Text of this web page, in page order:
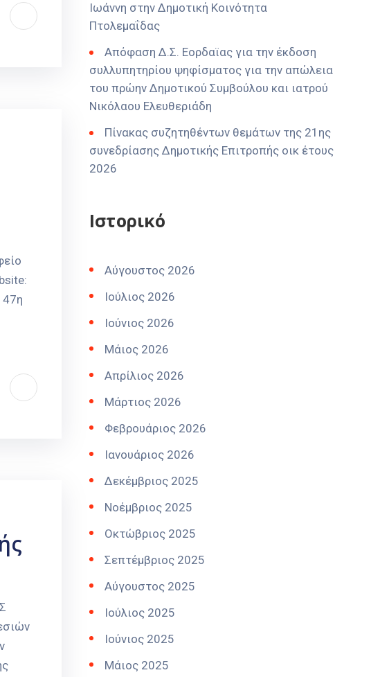
Ιωάννη στην Δημοτική Κοινότητα
Πτολεμαΐδας
Απόφαση Δ.Σ. Εορδαϊας για την έκδοση
συλλυπητηρίου ψηφίσματος για την απώλεια
του πρώην Δημοτικού Συμβούλου και ιατρού
Νικόλαου Ελευθεριάδη
Πίνακας συζητηθέντων θεμάτων της 21ης
συνεδρίασης Δημοτικής Επιτροπής οικ έτους
2026
Ιστορικό
Αύγουστος 2026
Ιούλιος 2026
Ιούνιος 2026
Μάιος 2026
Απρίλιος 2026
Μάρτιος 2026
Φεβρουάριος 2026
Ιανουάριος 2026
Δεκέμβριος 2025
Νοέμβριος 2025
Οκτώβριος 2025
Σεπτέμβριος 2025
Αύγουστος 2025
Ιούλιος 2025
Ιούνιος 2025
Μάιος 2025